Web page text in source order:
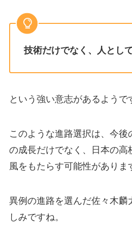
技術だけでなく、人とし
という強い意志があるようで
このような進路選択は、今後
の成長だけでなく、日本の高
風をもたらす可能性がありま
異例の進路を選んだ佐々木麟
しみですね。